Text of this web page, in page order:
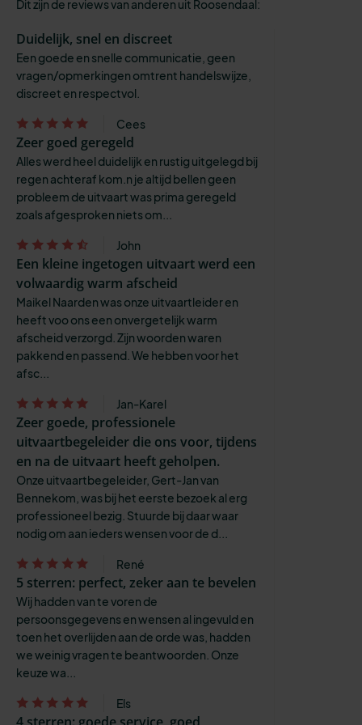
Dit zijn de reviews van anderen uit Roosendaal:
Duidelijk, snel en discreet
Een goede en snelle communicatie, geen
vragen/opmerkingen omtrent handelswijze,
discreet en respectvol.
Cees
Zeer goed geregeld
Alles werd heel duidelijk en rustig uitgelegd bij
regen achteraf kom.n je altijd bellen geen
probleem de uitvaart was prima geregeld
zoals afgesproken niets om...
John
Een kleine ingetogen uitvaart werd een
volwaardig warm afscheid
Maikel Naarden was onze uitvaartleider en
heeft voo ons een onvergetelijk warm
afscheid verzorgd. Zijn woorden waren
pakkend en passend. We hebben voor het
afsc...
Jan-Karel
Zeer goede, professionele
uitvaartbegeleider die ons voor, tijdens
en na de uitvaart heeft geholpen.
Onze uitvaartbegeleider, Gert-Jan van
Bennekom, was bij het eerste bezoek al erg
professioneel bezig. Stuurde bij daar waar
nodig om aan ieders wensen voor de d...
René
5 sterren: perfect, zeker aan te bevelen
Wij hadden van te voren de
persoonsgegevens en wensen al ingevuld en
toen het overlijden aan de orde was, hadden
we weinig vragen te beantwoorden. Onze
keuze wa...
Els